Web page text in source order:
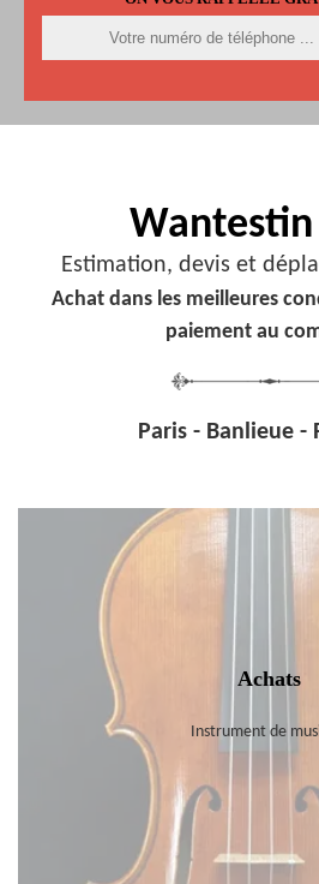
Wantestin
Estimation, devis et
Achat dans les meilleures
paiement au
Paris - Banlieue -
Achats
Instrument de